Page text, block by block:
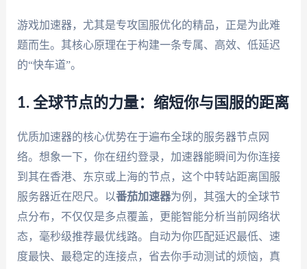
游戏加速器，尤其是专攻国服优化的精品，正是为此难
题而生。其核心原理在于构建一条专属、高效、低延迟
的“快车道”。
1. 全球节点的力量：缩短你与国服的距离
优质加速器的核心优势在于遍布全球的服务器节点网
络。想象一下，你在纽约登录，加速器能瞬间为你连接
到其在香港、东京或上海的节点，这个中转站距离国服
服务器近在咫尺。以番茄加速器为例，其强大的全球节
点分布，不仅仅是多点覆盖，更能智能分析当前网络状
态，毫秒级推荐最优线路。自动为你匹配延迟最低、速
度最快、最稳定的连接点，省去你手动测试的烦恼，真